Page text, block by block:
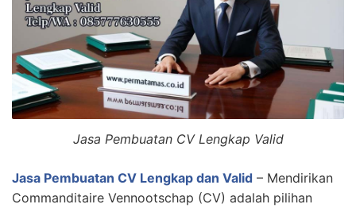
Jasa Pembuatan CV Lengkap Valid
Jasa Pembuatan CV Lengkap dan Valid – Mendirikan
Commanditaire Vennootschap (CV) adalah pilihan